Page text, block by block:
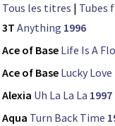
Tous les titres | Tubes
3T Anything 1996
Ace of Base Life Is A
Ace of Base Lucky Love
Alexia Uh La La La 1997
Aqua Turn Back Time